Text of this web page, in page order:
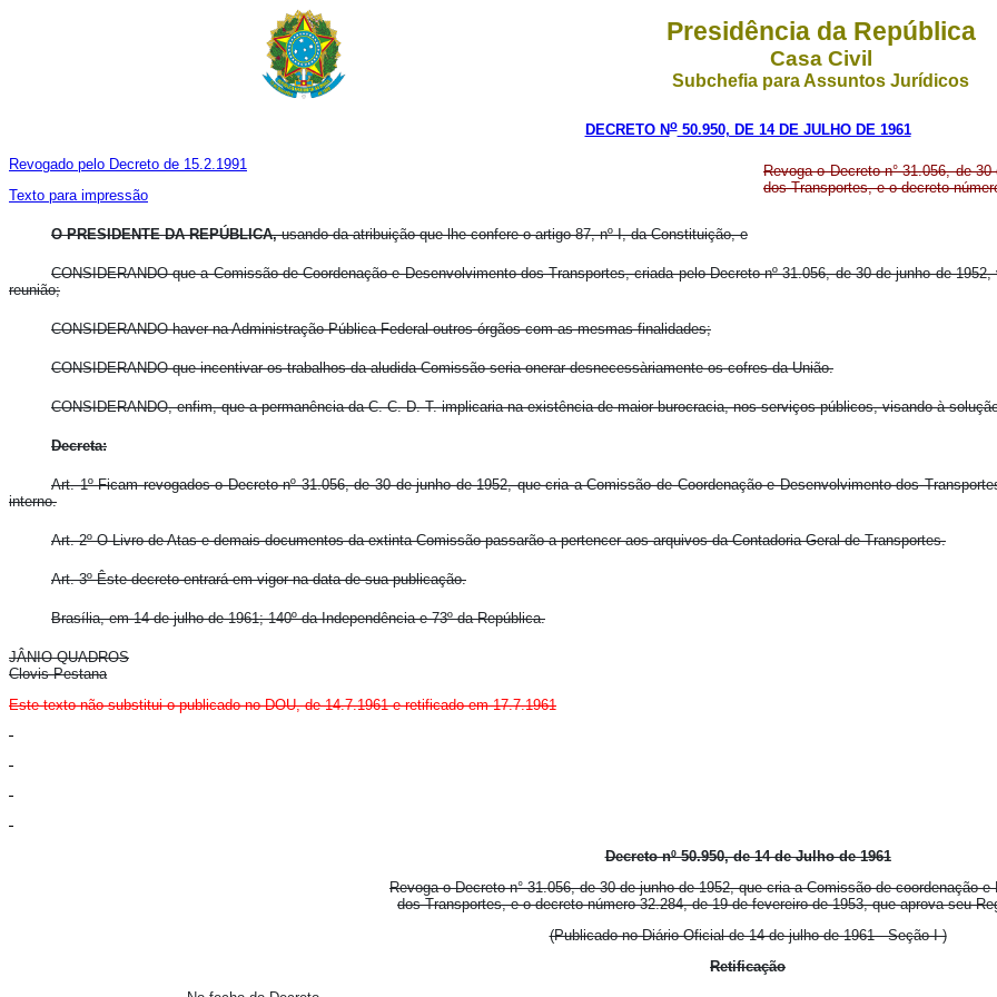
Presidência da República
Casa Civil
Subchefia para Assuntos Jurídicos
DECRETO No50.950, DE 14 DE JULHO DE 1961
Revogado pelo Decreto de 15.2.1991
Texto para impressão
Revoga o Decreto n° 31.056, de
dos Transportes, e o decreto
O PRESIDENTE DA REPÚBLICA,usando da atribuição que lhe confere o artigo 87, nº I, da Constituição, e
CONSIDERANDO que a Comissão de Coordenação e Desenvolvimento dos Transportes, criada pelo Decreto nº 31.056, de 30 de junho de
reunião;
CONSIDERANDO haver na Administração Pública Federal outros órgãos com as mesmas finalidades;
CONSIDERANDO que incentivar os trabalhos da aludida Comissão seria onerar desnecessàriamente os cofres da União.
CONSIDERANDO, enfim, que a permanência da C. C. D. T. implicaria na existência de maior burocracia, nos serviços públicos, visando à
Decreta:
Art. 1º Ficam revogados o Decreto nº 31.056, de 30 de junho de 1952, que cria a Comissão de Coordenação e Desenvolvimento dos
interno.
Art. 2º O Livro de Atas e demais documentos da extinta Comissão passarão a pertencer aos arquivos da Contadoria Geral de Transportes.
Art. 3º Êste decreto entrará em vigor na data de sua publicação.
Brasília, em 14 de julho de 1961; 140º da Independência e 73º da República.
JÂNIO QUADROS
Clovis Pestana
Este texto não substitui o publicado no DOU, de 14.7.1961 e retificado em 17.7.1961
Decreto nº 50.950, de 14 de Julho de 1961
Revoga o Decreto n° 31.056, de 30 de junho de 1952, que cria a Comissão de coordenação e
dos Transportes, e o decreto número 32.284, de 19 de fevereiro de 1953, que aprova seu
(Publicado no Diário Oficial de 14 de julho de 1961 - Seção I )
Retificação